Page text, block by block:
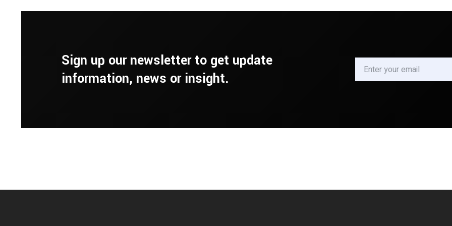
Sign up our newsletter to get update
information, news or insight.